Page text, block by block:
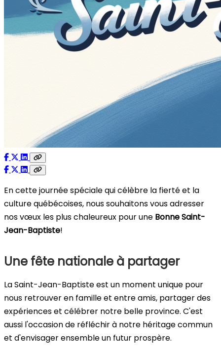
En cette journée spéciale qui célèbre la fierté et la
culture québécoises, nous souhaitons vous adresser
nos vœux les plus chaleureux pour une Bonne Saint-
Jean-Baptiste!
Une fête nationale à partager
La Saint-Jean-Baptiste est un moment unique pour
nous retrouver en famille et entre amis, partager des
expériences et célébrer notre belle province. C'est
aussi l'occasion de réfléchir à notre héritage commun
et d'envisager ensemble un futur prospère.